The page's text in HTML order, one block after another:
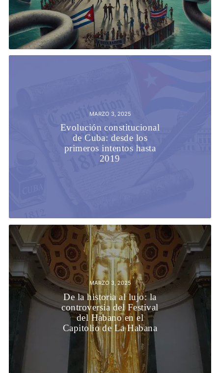
MARZO 3, 2025
Evolución constitucional
de Cuba: desde los
primeros intentos hasta
2019
MARZO 3, 2025
De la historia al lujo: la
controversia del Festival
del Habano en el
Capitolio de La Habana